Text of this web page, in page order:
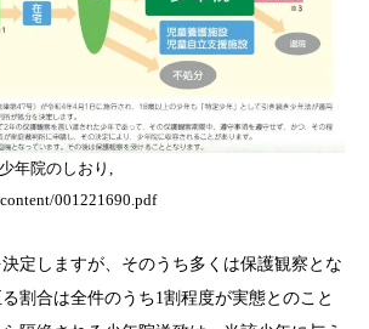
年院のしおり,
001221690.pdf
定しますが、そのうち多くは保護観察とな
割合は全件のうち1割程度が実態とのこと